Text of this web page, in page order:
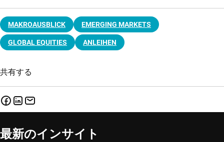
MAKROAUSBLICK EMERGING MARKETS
GLOBAL EQUITIES ANLEIHEN
共有する
最新のインサイト